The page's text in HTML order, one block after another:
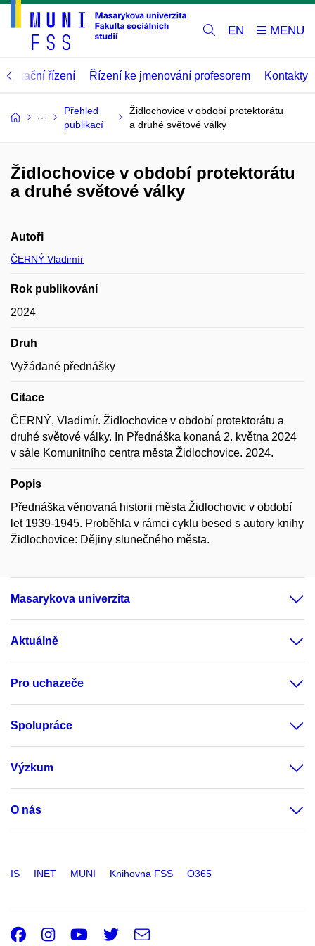
EN
řízení Řízení ke jmenování profesorem Kontakty
Přehled
publikací
Židlochovice v období protektorátu
a druhé světové války
Židlochovice v období protektorátu
a druhé světové války
Autoři
ČERNÝ Vladimír
Rok publikování
2024
Druh
Vyžádané přednášky
Citace
ČERNÝ, Vladimír. Židlochovice v období protektorátu a
druhé světové války. In Přednáška konaná 2. května 2024
v sále Komunitního centra města Židlochovice. 2024.
Popis
Přednáška věnovaná historii města Židlochovic v období
let 1939-1945. Proběhla v rámci cyklu besed s autory knihy
Židlochovice: Dějiny slunečného města.
Masarykova univerzita
Aktuálně
Pro uchazeče
Spolupráce
Výzkum
O nás
IS INET MUNI Knihovna FSS O365
Facebook
Instagram
Youtube
Twitter
e-